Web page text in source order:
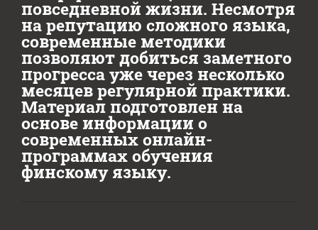
повседневной жизни. Несмотря
на репутацию сложного языка,
современные методики
позволяют добиться заметного
прогресса уже через несколько
месяцев регулярной практики.
Материал подготовлен на
основе информации о
современных онлайн-
программах обучения
финскому языку.